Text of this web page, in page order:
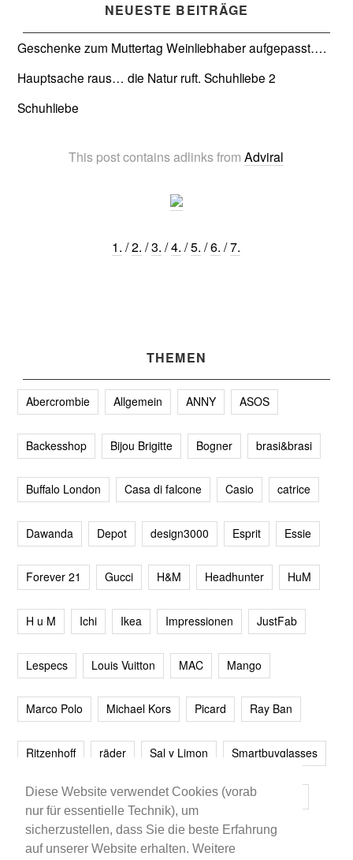
Diese Website verwendet Cookies (vorab
nur für essentielle Technik), um
sicherzustellen, dass Sie die beste Erfahrung
auf unserer Website erhalten. Weitere
NEUESTE BEITRÄGE
Geschenke zum Muttertag Weinliebhaber aufgepasst….
Hauptsache raus… die Natur ruft. Schuhliebe 2
Schuhliebe
This post contains adlinks fromAdviral
1. /2. /3. /4. /5. /6. /7.
THEMEN
Abercrombie Allgemein ANNY ASOS
Backesshop Bijou Brigitte Bogner brasi&brasi
Buffalo London Casa di falcone Casio catrice
Dawanda Depot design3000 Esprit Essie
Forever 21 Gucci H&M Headhunter HuM
H u M Ichi Ikea Impressionen JustFab
Lespecs Louis Vuitton MAC Mango
Marco Polo Michael Kors Picard Ray Ban
Ritzenhoff räder Sal y Limon Smartbuyglasses
smash! Steve Madden Westwing Younique
Zalando Zara